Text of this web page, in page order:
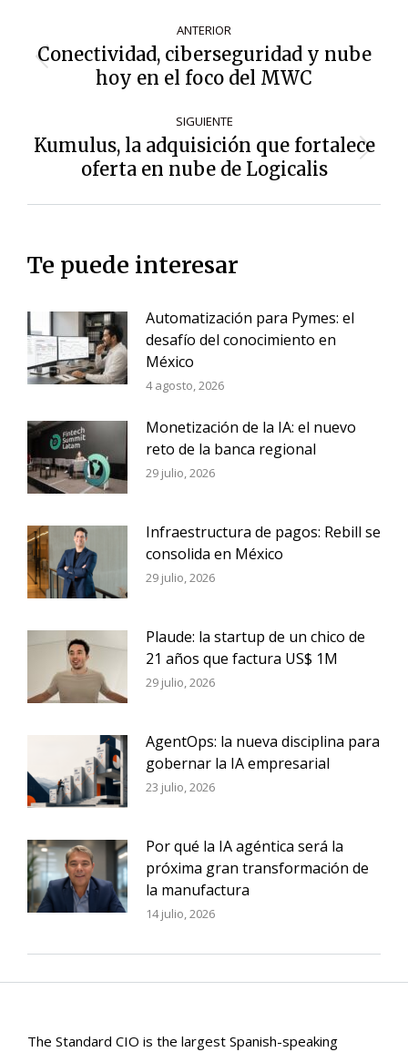
de
entradas
ANTERIOR
Entrada
anterior:
Conectividad, ciberseguridad y nube
hoy en el foco del MWC
SIGUIENTE
Siguiente
entrada:
Kumulus, la adquisición que fortalece
oferta en nube de Logicalis
Te puede interesar
Automatización para Pymes: el
desafío del conocimiento en
México
4 agosto, 2026
Monetización de la IA: el nuevo
reto de la banca regional
29 julio, 2026
Infraestructura de pagos: Rebill se
consolida en México
29 julio, 2026
Plaude: la startup de un chico de
21 años que factura US$ 1M
29 julio, 2026
AgentOps: la nueva disciplina para
gobernar la IA empresarial
23 julio, 2026
Por qué la IA agéntica será la
próxima gran transformación de
la manufactura
14 julio, 2026
The Standard CIO is the largest Spanish-speaking